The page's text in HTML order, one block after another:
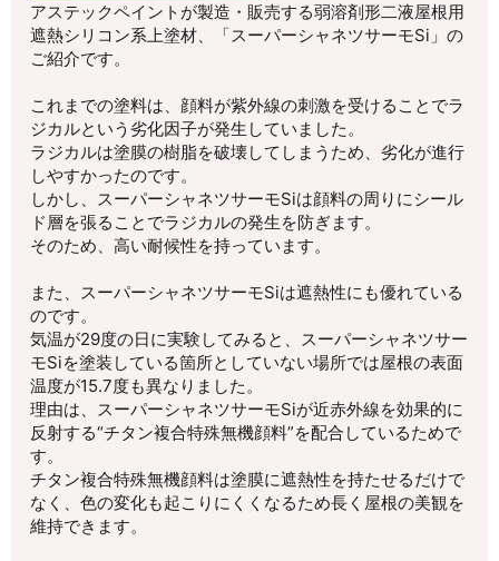
アステックペイントが製造・販売する弱溶剤形二液屋根用
遮熱シリコン系上塗材、「スーパーシャネツサーモSi」の
ご紹介です。
これまでの塗料は、顔料が紫外線の刺激を受けることでラ
ジカルという劣化因子が発生していました。
ラジカルは塗膜の樹脂を破壊してしまうため、劣化が進行
しやすかったのです。
しかし、スーパーシャネツサーモSiは顔料の周りにシール
ド層を張ることでラジカルの発生を防ぎます。
そのため、高い耐候性を持っています。
また、スーパーシャネツサーモSiは遮熱性にも優れている
のです。
気温が29度の日に実験してみると、スーパーシャネツサー
モSiを塗装している箇所としていない場所では屋根の表面
温度が15.7度も異なりました。
理由は、スーパーシャネツサーモSiが近赤外線を効果的に
反射する“チタン複合特殊無機顔料”を配合しているためで
す。
チタン複合特殊無機顔料は塗膜に遮熱性を持たせるだけで
なく、色の変化も起こりにくくなるため長く屋根の美観を
維持できます。